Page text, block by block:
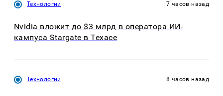
Технологии 7 часов назад
Nvidia вложит до $3 млрд в оператора ИИ-
кампуса Stargate в Техасе
Технологии 8 часов назад